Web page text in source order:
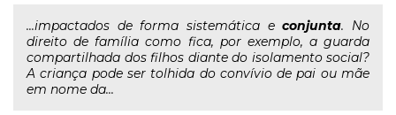
...impactados de forma sistemática econjunta. No
direito de família como fica, por exemplo, a guarda
compartilhada dos filhos diante do isolamento social?
A criança pode ser tolhida do convívio de pai ou mãe
em nome da...